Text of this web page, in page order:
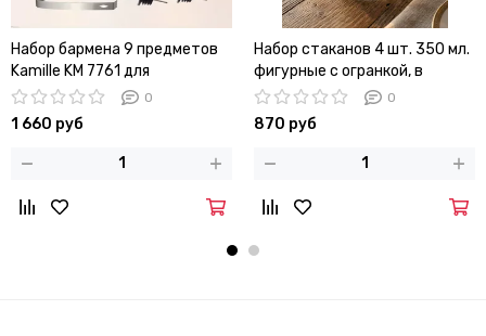
Набор бармена 9 предметов
Kamille KM 7761 для
приготовления коктейлей
0
1 660 руб
Набор стаканов 4 шт. 350 мл.
фигурные с огранкой, в
подарочной коробке
0
870 руб